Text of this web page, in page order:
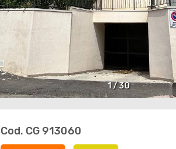
1/30
Cod. CG 913060